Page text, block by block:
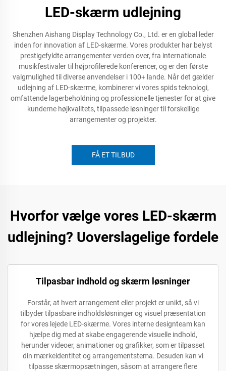
LED-skærm udlejning
Shenzhen Aishang Display Technology Co., Ltd. er en global leder
inden for innovation af LED-skærme. Vores produkter har belyst
prestigefyldte arrangementer verden over, fra internationale
musikfestivaler til højprofilerede konferencer, og er den første
valgmulighed til diverse anvendelser i 100+ lande. Når det gælder
udlejning af LED-skærme, kombinerer vi vores spids teknologi,
omfattende lagerbeholdning og professionelle tjenester for at give
kunderne højkvalitets, tilpassede løsninger til forskellige
arrangementer og projekter.
FÅ ET TILBUD
Hvorfor vælge vores LED-skærm
udlejning? Uoverslagelige fordele
Tilpasbar indhold og skærm løsninger
Forstår, at hvert arrangement eller projekt er unikt, så vi
tilbyder tilpasbare indholdsløsninger og visuel præsentation
for vores lejede LED-skærme. Vores interne designteam kan
hjælpe dig med at skabe engagerende visuelle indhold,
herunder videoer, animationer og grafikker, som er tilpasset
din mærkeidentitet og arrangementstema. Desuden kan vi
tilpasse skærmopsætningen, såsom at arrangere flere